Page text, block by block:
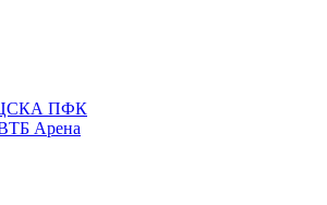
ЦСКА ПФК
Арена